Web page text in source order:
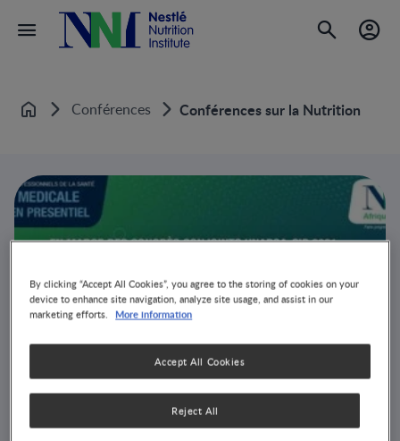
Accueil Conférences Conférences sur la Nutrition
By clicking “Accept All Cookies”, you agree to the storing of cookies on your
device to enhance site navigation, analyze site usage, and assist in our
marketing efforts.
More information
Reject All
Accept All Cookies